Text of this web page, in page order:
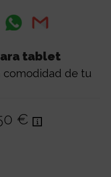
tablet
comodidad de tu
€